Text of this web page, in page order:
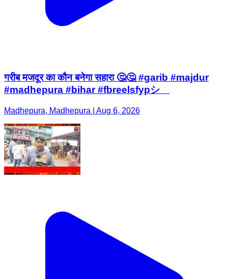
गरीब मजदूर का कौन बनेगा सहारा 🤔🤔 #garib #majdur
#madhepura #bihar #fbreelsfypシ゚
Madhepura, Madhepura | Aug 6, 2026